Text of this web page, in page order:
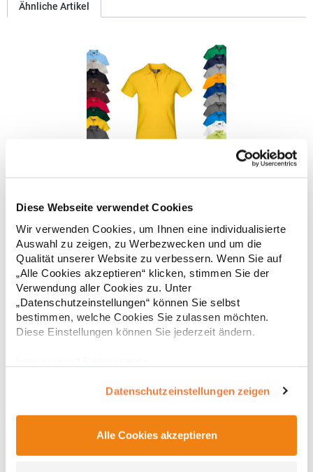
Diese Webseite verwendet Cookies
Wir verwenden Cookies, um Ihnen eine individualisierte
Auswahl zu zeigen, zu Werbezwecken und um die
Qualität unserer Website zu verbessern. Wenn Sie auf
„Alle Cookies akzeptieren“ klicken, stimmen Sie der
Verwendung aller Cookies zu. Unter
„Datenschutzeinstellungen“ können Sie selbst
bestimmen, welche Cookies Sie zulassen möchten.
Diese Einstellungen können Sie jederzeit ändern.
Datenschutzeinstellungen zeigen
Alle Cookies akzeptieren
Ähnliche Artikel
Hochwertig verarbeitete Knopfleiste mit drei Knöpfen Ton-in-Ton
Seitliche Schlitze Leicht tailliert Baumwoll-Piqué Gekämmte
BaumwolleGrammatur: 220 g/m²Materialzusammensetzung:
100% Baumwolle (Sports Grey: 85% Baumwolle / 15% Polyester),
(Ash: 99% Baumwolle / 1% Polyester)Angaben zur
Produktsicherheit: Herst.-Nr.: 4005FHersteller: Promodoro
Fashion GmbH Am Gatherhof 57 40472 Düsseldorf Deutschland
E-Mail: info@promodoro.de
* Preise inkl. gesetzlicher Mwst. + Versandkosten *